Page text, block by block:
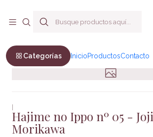
Categorías InicioProductosContacto
|
Hajime no Ippo nº 05 - Joji
Morikawa